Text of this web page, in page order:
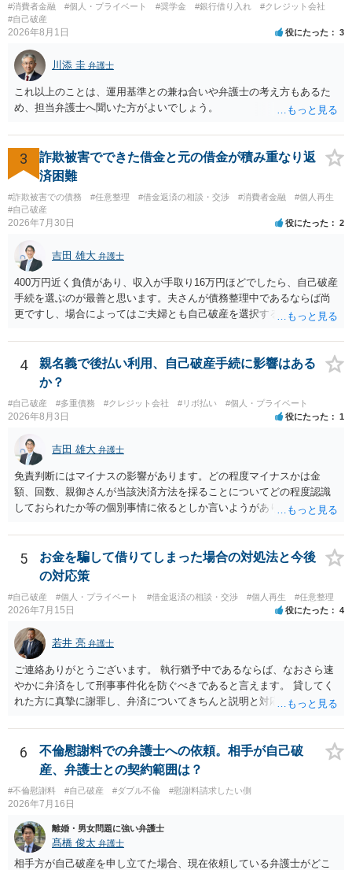
#消費者金融 #個人・プライベート #奨学金 #銀行借り入れ
#クレジット会社
#自己破産
2026年8月1日 役にたった 3
川添 圭 弁護士
これ以上のことは、運用基準との兼ね合いや弁護士の考え方もあるた
め、担当弁護士へ聞いた方がよいでしょう。
3
詐欺被害でできた借金と元の借金が積み重なり返
済困難
#詐欺被害での債務 #任意整理 #借金返済の相談・交渉 #消費者金融
#個人再生
#自己破産
2026年7月30日 役にたった 2
吉田 雄大 弁護士
400万円近く負債があり、収入が手取り16万円ほどでしたら、自己破産
手続を選ぶのが最善と思います。夫さんが債務整理中であるならば尚
更ですし、場合によってはご夫婦とも自己破産を選択する方法もある
4
親名義で後払い利用、自己破産手続に影響はある
か？
#自己破産 #多重債務 #クレジット会社 #リボ払い #個人・プライベート
2026年8月3日 役にたった 1
吉田 雄大 弁護士
免責判断にはマイナスの影響があります。どの程度マイナスかは金
額、回数、親御さんが当該決済方法を採ることについてどの程度認識
しておられたか等の個別事情に依るとしか言いようがありません。 と
なって相談し、善後策を考えることをお勧めします。
5
お金を騙して借りてしまった場合の対処法と今後
の対応策
#自己破産 #個人・プライベート #借金返済の相談・交渉 #個人再生 #任意整理
2026年7月15日 役にたった 4
若井 亮 弁護士
ご連絡ありがとうございます。 執行猶予中であるならば、なおさら速
やかに弁済をして刑事事件化を防ぐべきであると言えます。 貸してく
れた方に真摯に謝罪し、弁済についてきちんと説明と対応を行ってい
6
不倫慰謝料での弁護士への依頼。相手が自己破
産、弁護士との契約範囲は？
#不倫慰謝料 #自己破産 #ダブル不倫 #慰謝料請求したい側
2026年7月16日
離婚・男女問題に強い弁護士
髙橋 俊太 弁護士
相手方が自己破産を申し立てた場合、現在依頼している弁護士がどこ